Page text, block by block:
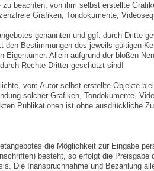
zu beachten, von ihm selbst erstellte
Grafiken, Tondokumente,
genannten und ggf. durch Dritte
den Bestimmungen des jeweils gültigen
Eigentümer. Allein aufgrund der bloßen
Rechte Dritter geschützt sind!
vom Autor selbst erstellte Objekte
solcher Grafiken, Tondokumente,
Publikationen ist ohne ausdrückliche
die Möglichkeit zur Eingabe
besteht, so erfolgt die Preisgabe
Die Inanspruchnahme und Bezahlung